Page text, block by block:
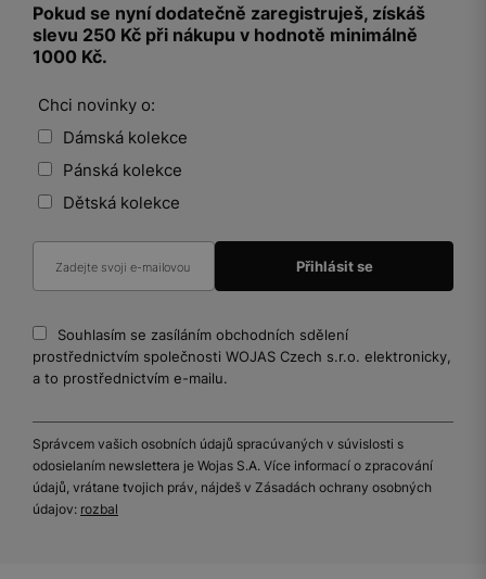
Pokud se nyní dodatečně zaregistruješ, získáš
slevu 250 Kč při nákupu v hodnotě minimálně
1000 Kč.
Chci novinky o:
Dámská kolekce
Pánská kolekce
Dětská kolekce
Souhlasím se zasíláním obchodních sdělení
prostřednictvím společnosti WOJAS Czech s.r.o. elektronicky,
a to prostřednictvím e-mailu.
Správcem vašich osobních údajů spracúvaných v súvislosti s
odosielaním newslettera je Wojas S.A. Více informací o zpracování
údajů, vrátane tvojich práv, nájdeš v Zásadách ochrany osobných
údajov: rozbal